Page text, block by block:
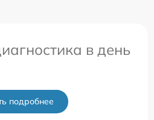
в день
подробнее